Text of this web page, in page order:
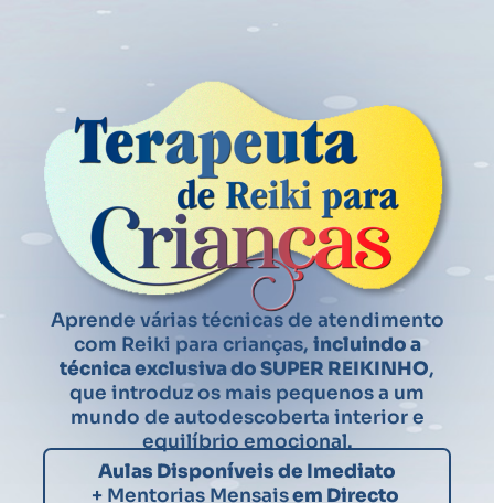
Aprende várias técnicas de atendimento
com Reiki para crianças, incluindo a
técnica exclusiva do SUPER REIKINHO,
que introduz os mais pequenos a um
mundo de autodescoberta interior e
equilíbrio emocional.
Aulas Disponíveis de Imediato
+ Mentorias Mensaisem Directo